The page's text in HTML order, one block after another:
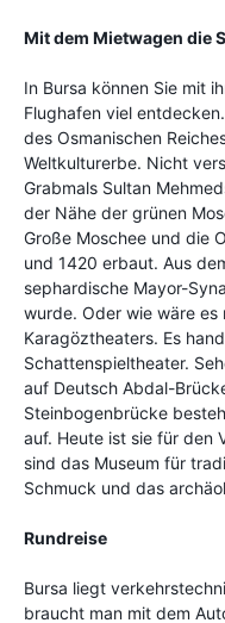
Mit dem Mietwagen die
In Bursa können Sie mit
Flughafen viel
des Osmanischen
Weltkulturerbe. Nicht
Grabmals Sultan
der Nähe der grünen
Große Moschee und die
und 1420 erbaut. Aus
sephardische Mayor-
wurde. Oder wie wäre es
Karagöztheaters. Es
Schattenspieltheater.
auf Deutsch Abdal-
Steinbogenbrücke
auf. Heute ist sie für den
sind das Museum für
Schmuck und das
Rundreise
Bursa liegt
braucht man mit dem